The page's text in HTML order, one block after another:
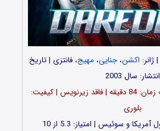
| ژانر: اکشن،جنایی، مهیج، فانتزی | تاریخ
انتشار: سال 2003
زبان: دوبله فارسی | مدت زمان: 84 دقیقه | فاقد زیرنویس | کیفیت:
بلوری